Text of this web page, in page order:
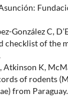
González C,
checklist of the
Atkinson K,
of rodents
from